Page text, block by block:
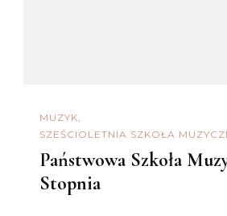
MUZYK
SZEŚCIOLETNIA SZKOŁA
Państwowa Szkoła
Stopnia